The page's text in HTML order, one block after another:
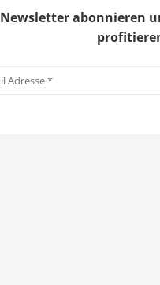
Newsletter abonnieren